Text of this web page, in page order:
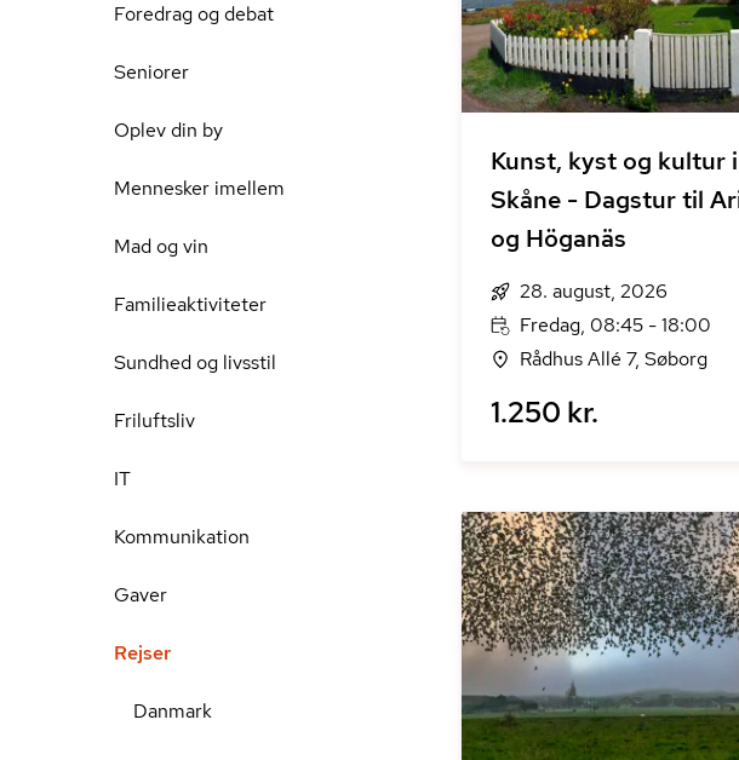
Foredrag og debat
Seniorer
Oplev din by
Mennesker imellem
Mad og vin
Familieaktiviteter
Sundhed og livsstil
Friluftsliv
IT
Kommunikation
Gaver
Rejser
Danmark
Kunst, kyst og kultur i
Skåne - Dagstur til
og Höganäs
28. august, 2026
Fredag, 08:45 - 18:00
Rådhus Allé 7, Søborg
1.250 kr.